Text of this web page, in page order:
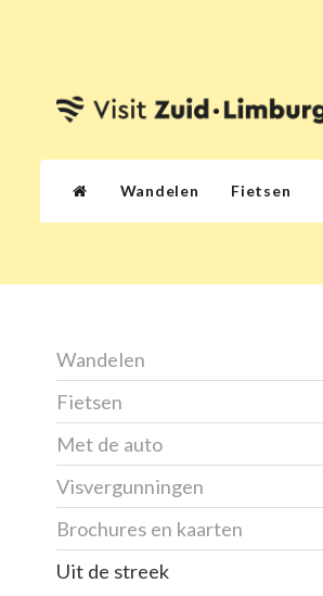
Wandelen Fietsen
Wandelen
Fietsen
Met de auto
Visvergunningen
Brochures en kaarten
Uit de streek